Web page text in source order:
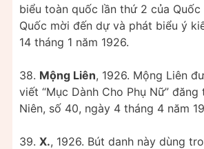
biểu toàn quốc lần thứ 2 của Quốc
Quốc mời đến dự và phát biểu ý
14 tháng 1 năm 1926.
38. Mộng Liên, 1926. Mộng Liên
viết “Mục Dành Cho Phụ Nữ”
Niên, số 40, ngày 4 tháng 4 năm
39. X., 1926. Bút danh này dùng